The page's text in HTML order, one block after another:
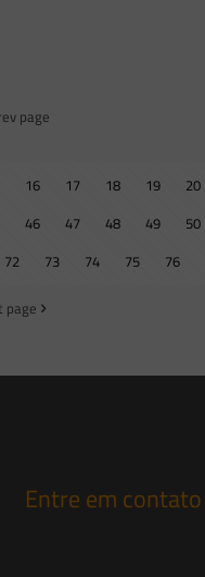
page
16 17 18 19 20
46 47 48 49 50
72 73 74 75 76
page
Entre em contato